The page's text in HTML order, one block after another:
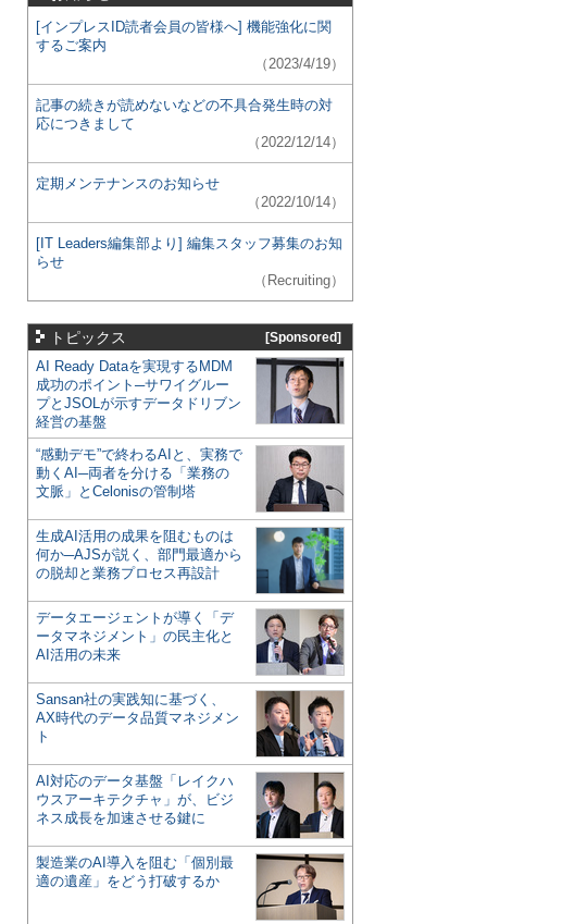
[インプレスID読者会員の皆様へ] 機能強化に関
するご案内
（2023/4/19）
記事の続きが読めないなどの不具合発生時の対
応につきまして
（2022/12/14）
定期メンテナンスのお知らせ
（2022/10/14）
[IT Leaders編集部より] 編集スタッフ募集のお知
らせ
（Recruiting）
トピックス [Sponsored]
AI Ready Dataを実現するMDM
成功のポイント─サワイグルー
プとJSOLが示すデータドリブン
経営の基盤
“感動デモ”で終わるAIと、実務で
動くAI─両者を分ける「業務の
文脈」とCelonisの管制塔
生成AI活用の成果を阻むものは
何か─AJSが説く、部門最適から
の脱却と業務プロセス再設計
データエージェントが導く「デ
ータマネジメント」の民主化と
AI活用の未来
Sansan社の実践知に基づく、
AX時代のデータ品質マネジメン
ト
AI対応のデータ基盤「レイクハ
ウスアーキテクチャ」が、ビジ
ネス成長を加速させる鍵に
製造業のAI導入を阻む「個別最
適の遺産」をどう打破するか